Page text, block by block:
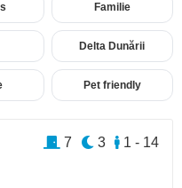
Familie
Delta Dunării
Pet friendly
1 - 14
3
7